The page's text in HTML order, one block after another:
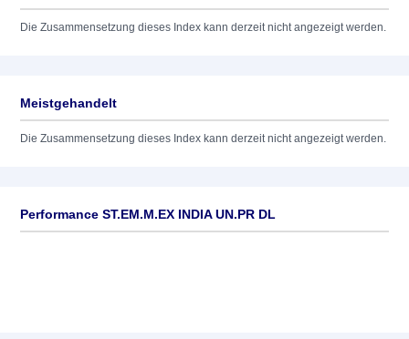
Die Zusammensetzung dieses Index kann derzeit nicht angezeigt werden.
Meistgehandelt
Die Zusammensetzung dieses Index kann derzeit nicht angezeigt werden.
Performance ST.EM.M.EX INDIA UN.PR DL